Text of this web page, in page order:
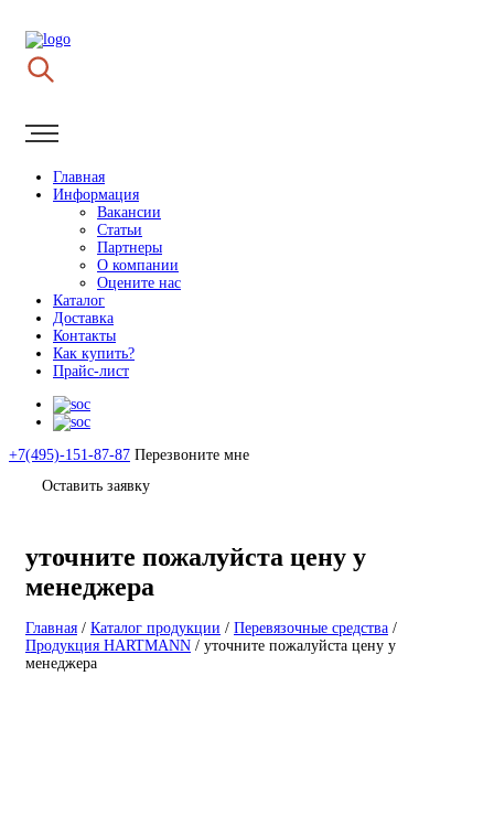
Главная
Информация
Вакансии
Статьи
Партнеры
О компании
Оцените нас
Каталог
Доставка
Контакты
Как купить?
Прайс-лист
+7(495)-151-87-87 Перезвоните мне
Оставить заявку
уточните пожалуйста цену у
менеджера
Главная / Каталог продукции / Перевязочные средства /
Продукция HARTMANN / уточните пожалуйста цену у
менеджера